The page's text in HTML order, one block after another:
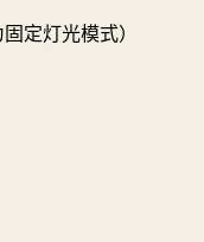
定灯光模式）